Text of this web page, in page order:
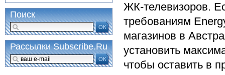
ЖК-телевизоров.
требованиям
магазинов в
установить
чтобы оставить в
Поиск
ОК
Рассылки Subscribe.Ru
ОК